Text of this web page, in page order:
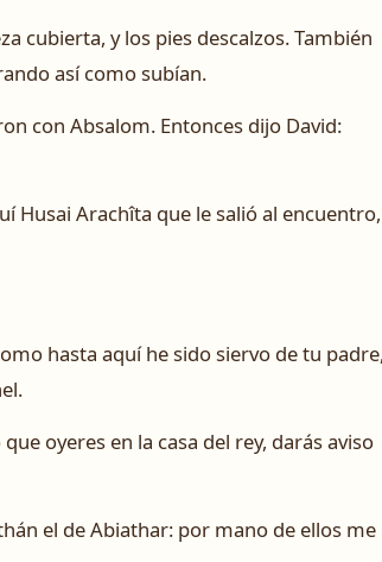
cubierta, y los pies descalzos. También
así como subían.
con Absalom. Entonces dijo David:
Husai Arachîta que le salió al encuentro,
hasta aquí he sido siervo de tu
oyeres en la casa del rey, darás aviso
el de Abiathar: por mano de ellos me